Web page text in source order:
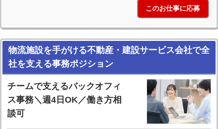
このお仕事に応募
物流施設を手がける不動産・建設サービス会社で全
社を支える事務ポジション
チームで支えるバックオフィ
ス事務＼週4日OK／働き方相
談可